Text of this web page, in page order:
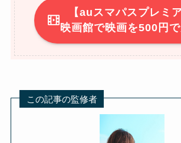
【auスマパスプレミ
映画館で映画を500円で
この記事の監修者